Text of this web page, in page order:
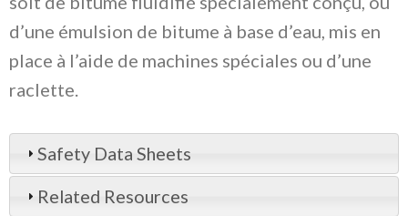
d’une émulsion de bitume à base d’eau, mis en
place à l’aide de machines spéciales ou d’une
raclette.
Safety Data Sheets
Related Resources